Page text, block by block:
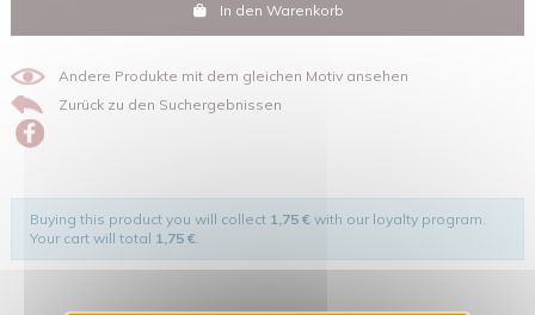
In den Warenkorb
Andere Produkte mit dem gleichen Motiv ansehen
Zurück zu den Suchergebnissen
Buying this product you will collect 1,75 € with our loyalty program.
Your cart will total 1,75 €